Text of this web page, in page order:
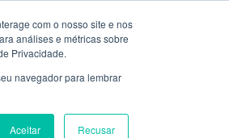
com o nosso site e nos
análises e métricas sobre
Privacidade.
navegador para lembrar
Aceitar Recusar